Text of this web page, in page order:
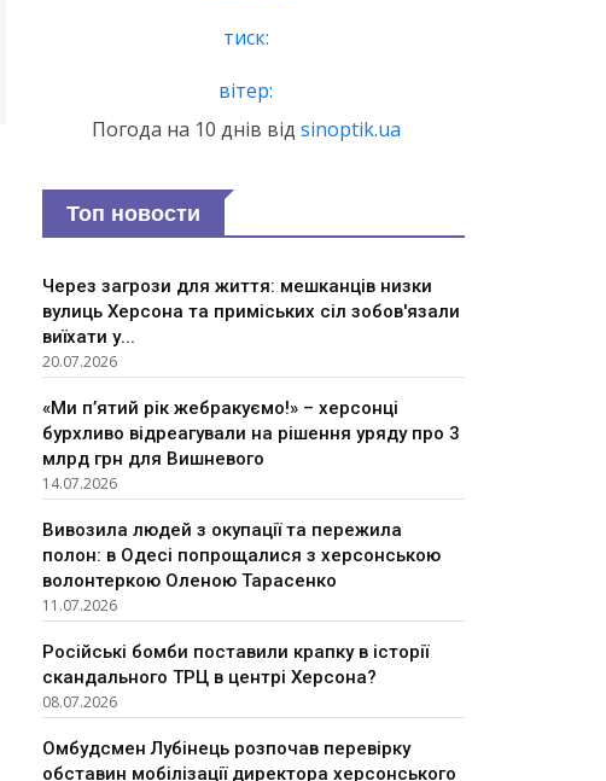
тиск:
вітер:
Погода на 10 днів від sinoptik.ua
Топ новости
Через загрози для життя: мешканців низки
вулиць Херсона та приміських сіл зобов'язали
виїхати у...
20.07.2026
«Ми п’ятий рік жебракуємо!» – херсонці
бурхливо відреагували на рішення уряду про 3
млрд грн для Вишневого
14.07.2026
Вивозила людей з окупації та пережила
полон: в Одесі попрощалися з херсонською
волонтеркою Оленою Тарасенко
11.07.2026
Російські бомби поставили крапку в історії
скандального ТРЦ в центрі Херсона?
08.07.2026
Омбудсмен Лубінець розпочав перевірку
обставин мобілізації директора херсонського